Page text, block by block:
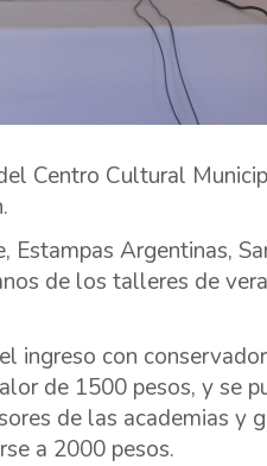
Centro Cultural
Argentinas,
de los talleres de
ingreso con
de 1500 pesos, y se
de las academias y
a 2000 pesos.